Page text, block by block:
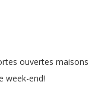
ouvertes maisons
week-end!